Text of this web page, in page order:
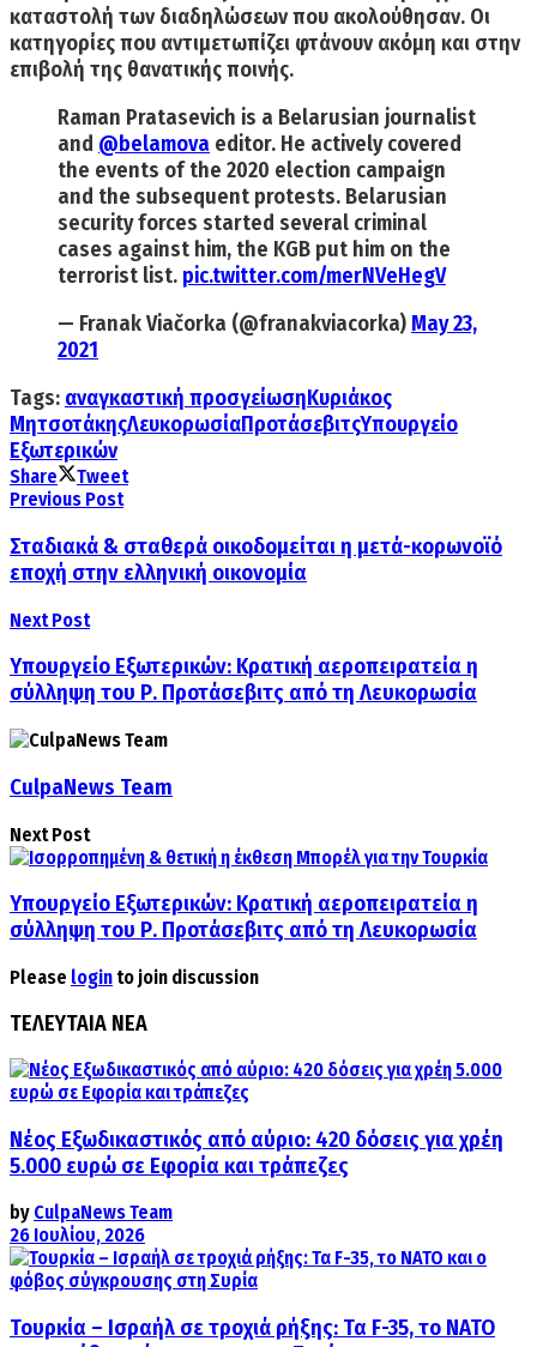
καταστολή των διαδηλώσεων που ακολούθησαν. Οι
κατηγορίες που αντιμετωπίζει φτάνουν ακόμη και στην
επιβολή της θανατικής ποινής.
Raman Pratasevich is a Belarusian journalist
and @belamova editor. He actively covered
the events of the 2020 election campaign
and the subsequent protests. Belarusian
security forces started several criminal
cases against him, the KGB put him on the
terrorist list. pic.twitter.com/merNVeHegV
— Franak Viačorka (@franakviacorka) May 23,
2021
Tags: αναγκαστική προσγείωσηΚυριάκος
ΜητσοτάκηςΛευκορωσίαΠροτάσεβιτςΥπουργείο
Εξωτερικών
Share
Tweet
Previous Post
Σταδιακά & σταθερά οικοδομείται η μετά-κορωνοϊό
εποχή στην ελληνική οικονομία
Next Post
Υπουργείο Εξωτερικών: Κρατική αεροπειρατεία η
σύλληψη του Ρ. Προτάσεβιτς από τη Λευκορωσία
CulpaNews Team
Next Post
Υπουργείο Εξωτερικών: Κρατική αεροπειρατεία η
σύλληψη του Ρ. Προτάσεβιτς από τη Λευκορωσία
Please login to join discussion
ΤΕΛΕΥΤΑΙΑ ΝΕΑ
Νέος Εξωδικαστικός από αύριο: 420 δόσεις για χρέη
5.000 ευρώ σε Εφορία και τράπεζες
by CulpaNews Team
26 Ιουλίου, 2026
Τουρκία – Ισραήλ σε τροχιά ρήξης: Τα F-35, το ΝΑΤΟ